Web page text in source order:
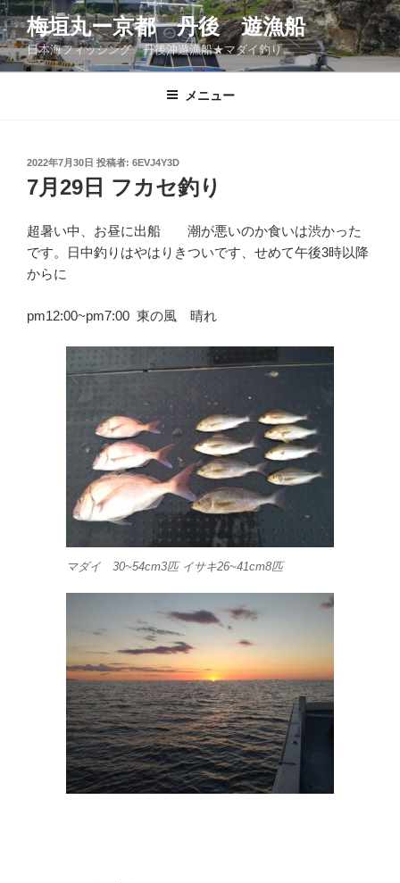
コ
ン
テ
ン
梅垣丸ー京都 丹後 遊漁船
日本海フィッシング 丹後沖遊漁船★マダイ釣り
メニュー
投
稿
日:
2022年7月30日 投稿者: 6EVJ4Y3D
7月29日 フカセ釣り
超暑い中、お昼に出船 潮が悪いのか食いは渋かった
です。日中釣りはやはりきついです、せめて午後3時以降
からに
pm12:00~pm7:00 東の風 晴れ
マダイ 30~54cm3匹 イサキ26~41cm8匹